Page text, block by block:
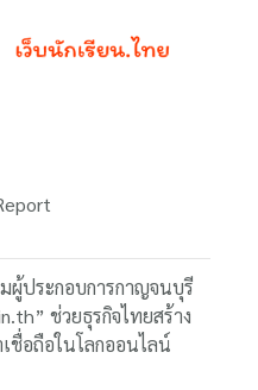
ผู้ประกอบการกาญจนบุรี
ช่วยธุรกิจไทยสร้าง
ชื่อถือในโลกออนไลน์